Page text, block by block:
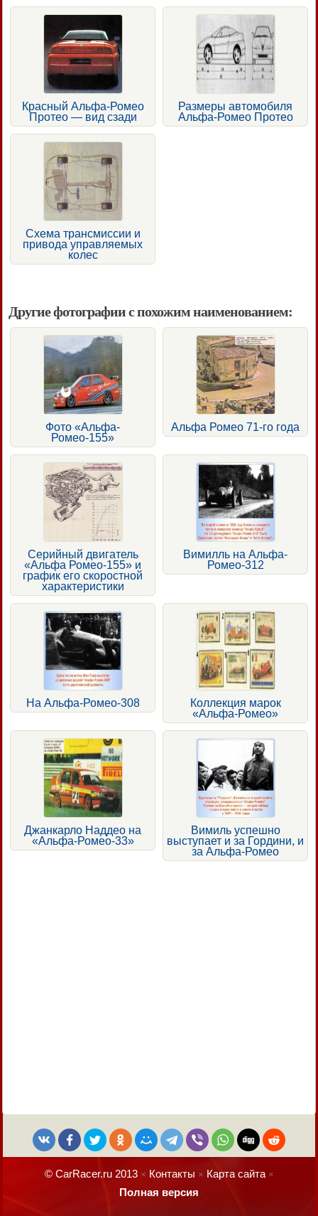
Красный Альфа-Ромео
Протео — вид сзади
Размеры автомобиля
Альфа-Ромео Протео
Схема трансмиссии и
привода управляемых
колес
Другие фотографии с похожим наименованием:
Фото «Альфа-
Ромео-155»
Альфа Ромео 71-го года
Серийный двигатель
«Альфа Ромео-155» и
график его скоростной
характеристики
Вимилль на Альфа-
Ромео-312
На Альфа-Ромео-308
Коллекция марок
«Альфа-Ромео»
Джанкарло Наддео на
«Альфа-Ромео-33»
Вимиль успешно
выступает и за Гордини, и
за Альфа-Ромео
© CarRacer.ru 2013× Контакты × Карта сайта×
Полная версия